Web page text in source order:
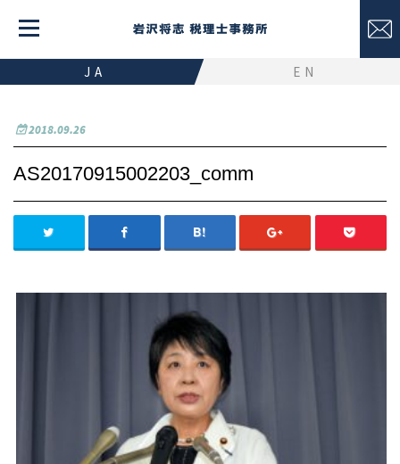
JA EN
2018.09.26
AS20170915002203_comm